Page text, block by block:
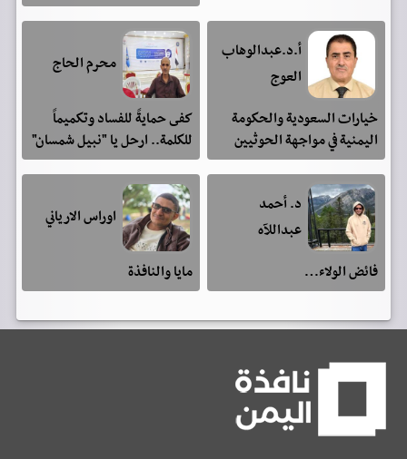
أ.د.عبدالوهاب
العوج
خيارات السعودية والحكومة
اليمنية في مواجهة الحوثيين
محرم الحاج
كفى حمايةً للفساد وتكميماً
للكلمة.. ارحل يا "نبيل شمسان"
د. أحمد
عبداللآه
فائض الولاء…
اوراس الارياني
مايا والنافذة